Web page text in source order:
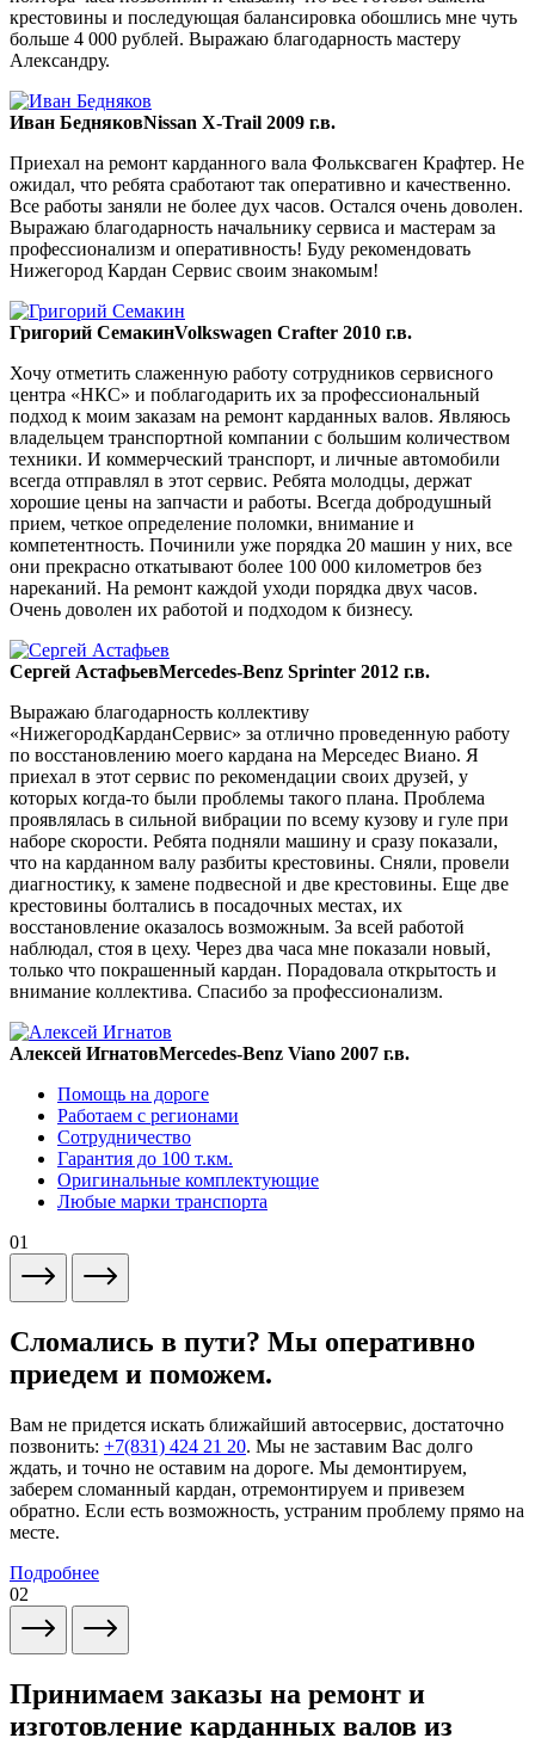
крестовины и последующая балансировка обошлись мне чуть
больше 4 000 рублей. Выражаю благодарность мастеру
Александру.
Иван БедняковNissan X-Trail 2009 г.в.
Приехал на ремонт карданного вала Фольксваген Крафтер. Не
ожидал, что ребята сработают так оперативно и качественно.
Все работы заняли не более дух часов. Остался очень доволен.
Выражаю благодарность начальнику сервиса и мастерам за
профессионализм и оперативность! Буду рекомендовать
Нижегород Кардан Сервис своим знакомым!
Григорий СемакинVolkswagen Crafter 2010 г.в.
Хочу отметить слаженную работу сотрудников сервисного
центра «НКС» и поблагодарить их за профессиональный
подход к моим заказам на ремонт карданных валов. Являюсь
владельцем транспортной компании с большим количеством
техники. И коммерческий транспорт, и личные автомобили
всегда отправлял в этот сервис. Ребята молодцы, держат
хорошие цены на запчасти и работы. Всегда добродушный
прием, четкое определение поломки, внимание и
компетентность. Починили уже порядка 20 машин у них, все
они прекрасно откатывают более 100 000 километров без
нареканий. На ремонт каждой уходи порядка двух часов.
Очень доволен их работой и подходом к бизнесу.
Сергей АстафьевMercedes-Benz Sprinter 2012 г.в.
Выражаю благодарность коллективу
«НижегородКарданСервис» за отлично проведенную работу
по восстановлению моего кардана на Мерседес Виано. Я
приехал в этот сервис по рекомендации своих друзей, у
которых когда-то были проблемы такого плана. Проблема
проявлялась в сильной вибрации по всему кузову и гуле при
наборе скорости. Ребята подняли машину и сразу показали,
что на карданном валу разбиты крестовины. Сняли, провели
диагностику, к замене подвесной и две крестовины. Еще две
крестовины болтались в посадочных местах, их
восстановление оказалось возможным. За всей работой
наблюдал, стоя в цеху. Через два часа мне показали новый,
только что покрашенный кардан. Порадовала открытость и
внимание коллектива. Спасибо за профессионализм.
Алексей ИгнатовMercedes-Benz Viano 2007 г.в.
Помощь на дороге
Работаем с регионами
Сотрудничество
Гарантия до 100 т.км.
Оригинальные комплектующие
Любые марки транспорта
01
Сломались в пути? Мы оперативно
приедем и поможем.
Вам не придется искать ближайший автосервис, достаточно
позвонить: +7(831) 424 21 20. Мы не заставим Вас долго
ждать, и точно не оставим на дороге. Мы демонтируем,
заберем сломанный кардан, отремонтируем и привезем
обратно. Если есть возможность, устраним проблему прямо на
месте.
Подробнее
02
Принимаем заказы на ремонт и
изготовление карданных валов из